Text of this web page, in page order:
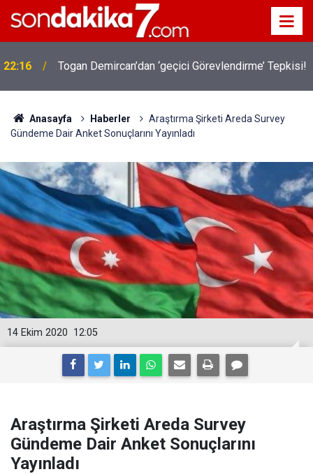
22:16 Togan Demircan’dan ‘geçici Görevlendirme’ Tepkisi!
Anasayfa Haberler
Araştırma Şirketi Areda Survey
Gündeme Dair Anket Sonuçlarını Yayınladı
12:05
14 Ekim 2020
Araştırma Şirketi Areda Survey
Gündeme Dair Anket Sonuçlarını
Yayınladı